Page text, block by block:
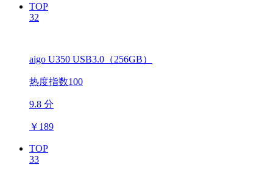
TOP
32
aigo U350 USB3.0（256GB）
热度指数100
9.8 分
￥ 189
TOP
33